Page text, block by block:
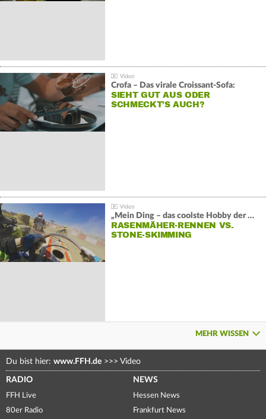
Crofa – Das virale Croissant-Sofa:
SIEHT GUT AUS ODER
SCHMECKT’S AUCH?
„Mein Ding – das coolste Hobby der Welt“:
RASENMÄHER-RENNEN VS.
STONE-SKIMMING
MEHR WISSEN
Du bist hier: www.FFH.de >>> Video
RADIO
FFH Live
80er Radio
NEWS
Hessen News
Frankfurt News